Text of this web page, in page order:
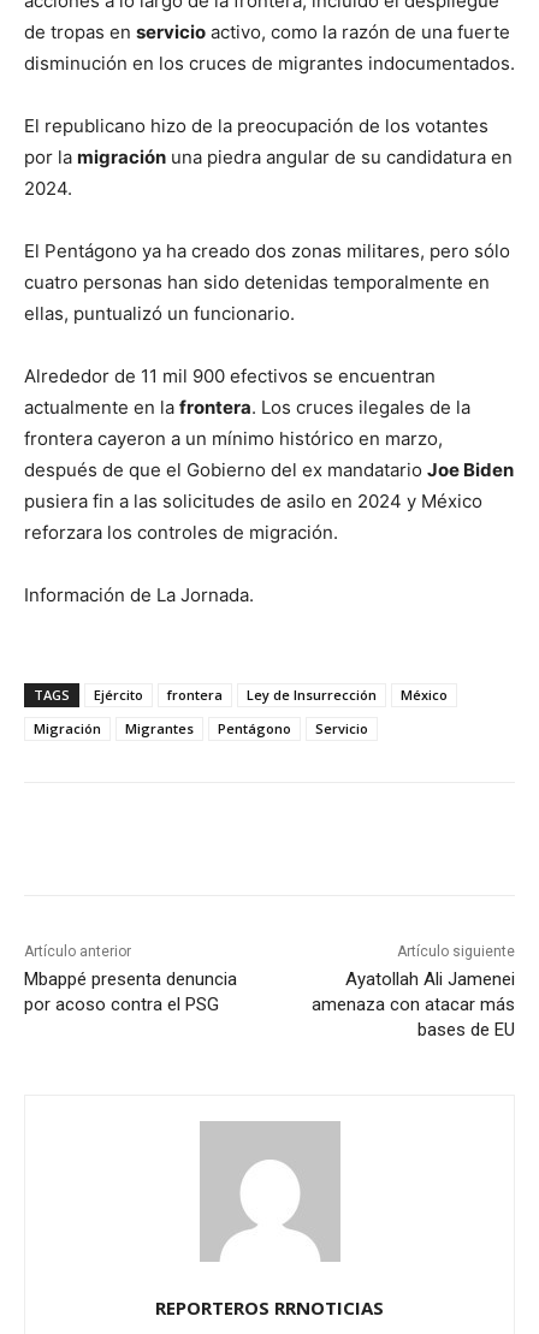
de tropas en servicio activo, como la razón de una fuerte
disminución en los cruces de migrantes indocumentados.
El republicano hizo de la preocupación de los votantes
por la migración una piedra angular de su candidatura en
2024.
El Pentágono ya ha creado dos zonas militares, pero sólo
cuatro personas han sido detenidas temporalmente en
ellas, puntualizó un funcionario.
Alrededor de 11 mil 900 efectivos se encuentran
actualmente en la frontera. Los cruces ilegales de la
frontera cayeron a un mínimo histórico en marzo,
después de que el Gobierno del ex mandatario Joe Biden
pusiera fin a las solicitudes de asilo en 2024 y México
reforzara los controles de migración.
Información de La Jornada.
TAGS Ejército frontera Ley de Insurrección
México
Migración
Migrantes Pentágono Servicio
Artículo anterior
Mbappé presenta denuncia
por acoso contra el PSG
Artículo siguiente
Ayatollah Ali Jamenei
amenaza con atacar más
bases de EU
REPORTEROS RRNOTICIAS